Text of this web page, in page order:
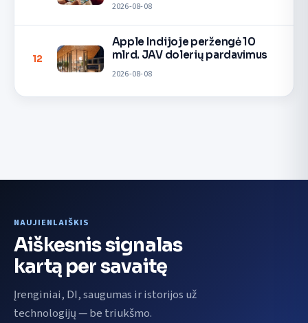
2026-08-08
12
Apple Indijoje peržengė 10
mlrd. JAV dolerių pardavimus
2026-08-08
NAUJIENLAIŠKIS
Aiškesnis signalas
kartą per savaitę
Įrenginiai, DI, saugumas ir istorijos už
technologijų — be triukšmo.